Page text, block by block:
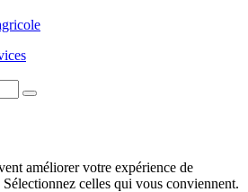
améliorer votre expérience de
celles qui vous conviennent.